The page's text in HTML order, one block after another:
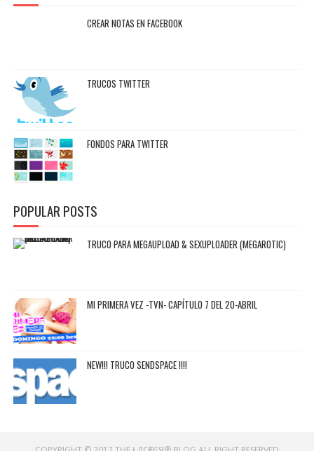
CREAR NOTAS EN FACEBOOK
TRUCOS TWITTER
FONDOS PARA TWITTER
POPULAR POSTS
TRUCO PARA MEGAUPLOAD & SEXUPLOADER (MEGAROTIC)
MI PRIMERA VEZ -TVN- CAPÍTULO 7 DEL 20-ABRIL
NEW!!! TRUCO SENDSPACE !!!!